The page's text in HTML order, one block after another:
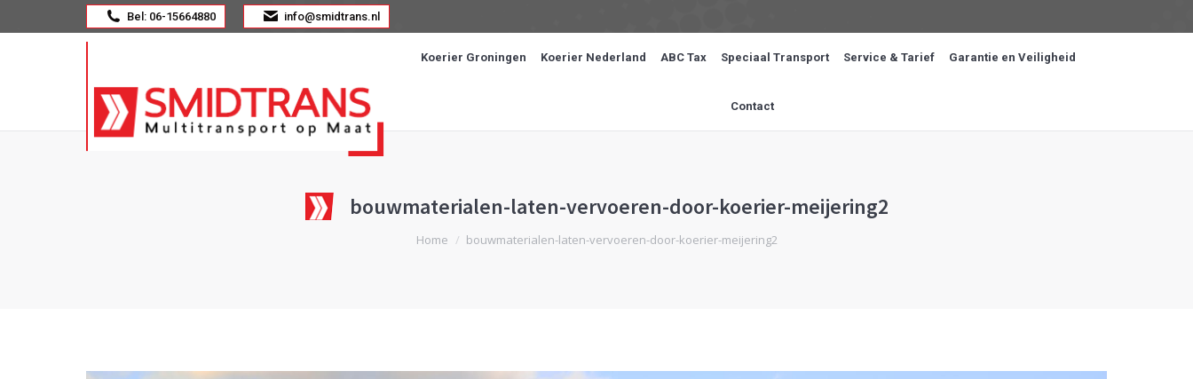
Bel: 06-15664880 info@smidtrans.nl
Koerier Groningen Koerier Nederland ABC Tax Speciaal Transport Service & Tarief Garantie en Veiligheid
Contact
bouwmaterialen-laten-vervoeren-door-koerier-meijering2
Je bent hier:
Home bouwmaterialen-laten-vervoeren-door-koerier-meijering2